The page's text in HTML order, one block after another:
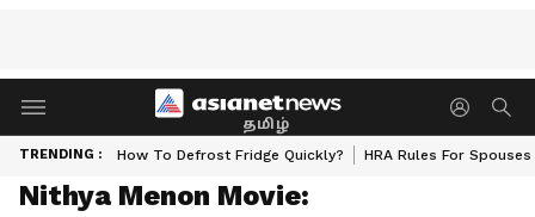
தமிழ்
TRENDING : How To Defrost Fridge Quickly? HRA Rules For Spouses
Nithya Menon Movie: